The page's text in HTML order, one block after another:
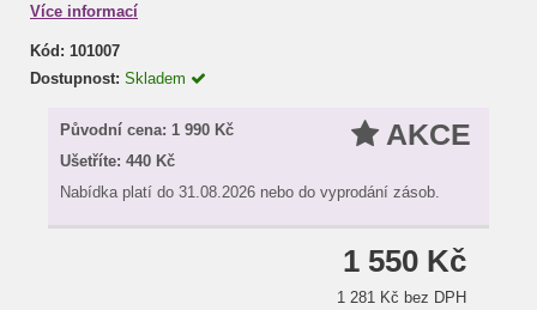
Více informací
Kód: 101007
Dostupnost: Skladem
AKCE
Původní cena: 1 990 Kč
Ušetříte: 440 Kč
Nabídka platí do 31.08.2026 nebo do vyprodání zásob.
1 550 Kč
1 281 Kč bez DPH